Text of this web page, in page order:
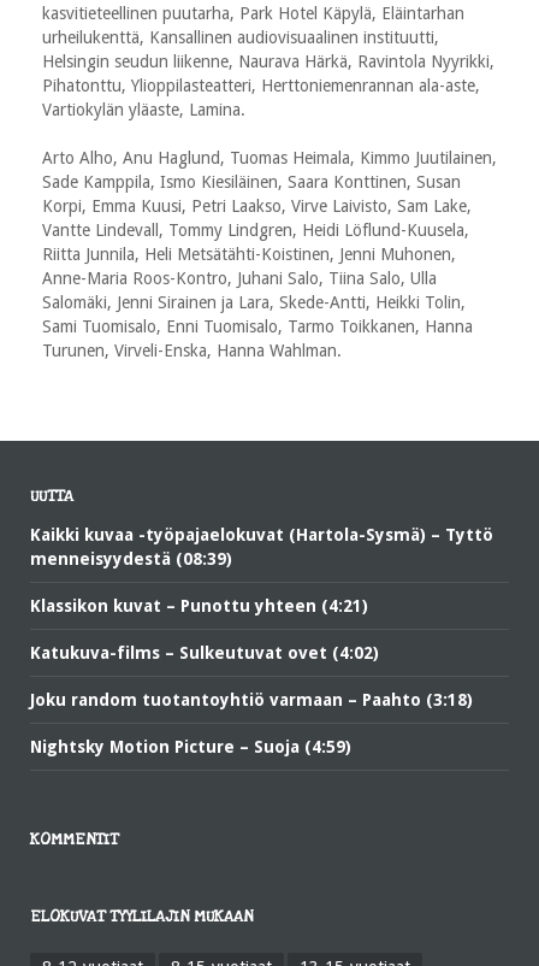
kasvitieteellinen puutarha, Park Hotel Käpylä, Eläintarhan
urheilukenttä, Kansallinen audiovisuaalinen instituutti,
Helsingin seudun liikenne, Naurava Härkä, Ravintola Nyyrikki,
Pihatonttu, Ylioppilasteatteri, Herttoniemenrannan ala-aste,
Vartiokylän yläaste, Lamina.
Arto Alho, Anu Haglund, Tuomas Heimala, Kimmo Juutilainen,
Sade Kamppila, Ismo Kiesiläinen, Saara Konttinen, Susan
Korpi, Emma Kuusi, Petri Laakso, Virve Laivisto, Sam Lake,
Vantte Lindevall, Tommy Lindgren, Heidi Löflund-Kuusela,
Riitta Junnila, Heli Metsätähti-Koistinen, Jenni Muhonen,
Anne-Maria Roos-Kontro, Juhani Salo, Tiina Salo, Ulla
Salomäki, Jenni Sirainen ja Lara, Skede-Antti, Heikki Tolin,
Sami Tuomisalo, Enni Tuomisalo, Tarmo Toikkanen, Hanna
Turunen, Virveli-Enska, Hanna Wahlman.
UUTTA
Kaikki kuvaa -työpajaelokuvat (Hartola-Sysmä) – Tyttö
menneisyydestä (08:39)
Klassikon kuvat – Punottu yhteen (4:21)
Katukuva-films – Sulkeutuvat ovet (4:02)
Joku random tuotantoyhtiö varmaan – Paahto (3:18)
Nightsky Motion Picture – Suoja (4:59)
KOMMENTIT
ELOKUVAT TYYLILAJIN MUKAAN